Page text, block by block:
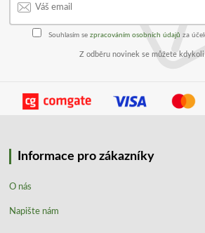
Souhlasím se zpracováním osobních údajů za
Z odběru novinek se můžete kdykoli
Informace pro zákazníky
O nás
Napište nám